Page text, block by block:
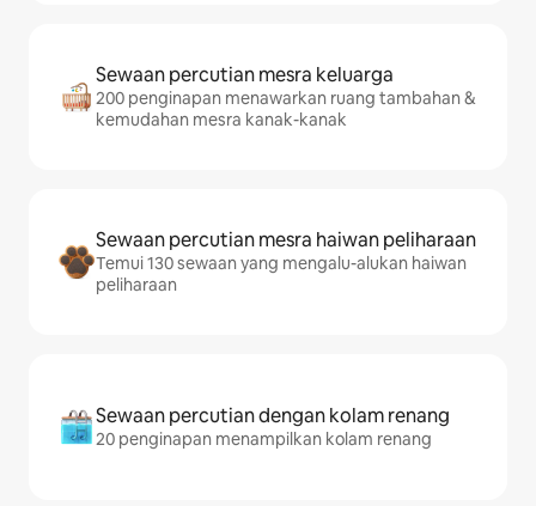
Sewaan percutian mesra keluarga
200 penginapan menawarkan ruang tambahan &
kemudahan mesra kanak-kanak
Sewaan percutian mesra haiwan peliharaan
Temui 130 sewaan yang mengalu-alukan haiwan
peliharaan
Sewaan percutian dengan kolam renang
20 penginapan menampilkan kolam renang